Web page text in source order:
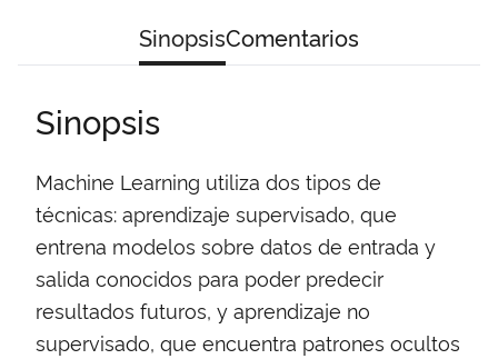
SinopsisComentarios
Sinopsis
Machine Learning utiliza dos tipos de
técnicas: aprendizaje supervisado, que
entrena modelos sobre datos de entrada y
salida conocidos para poder predecir
resultados futuros, y aprendizaje no
supervisado, que encuentra patrones ocultos